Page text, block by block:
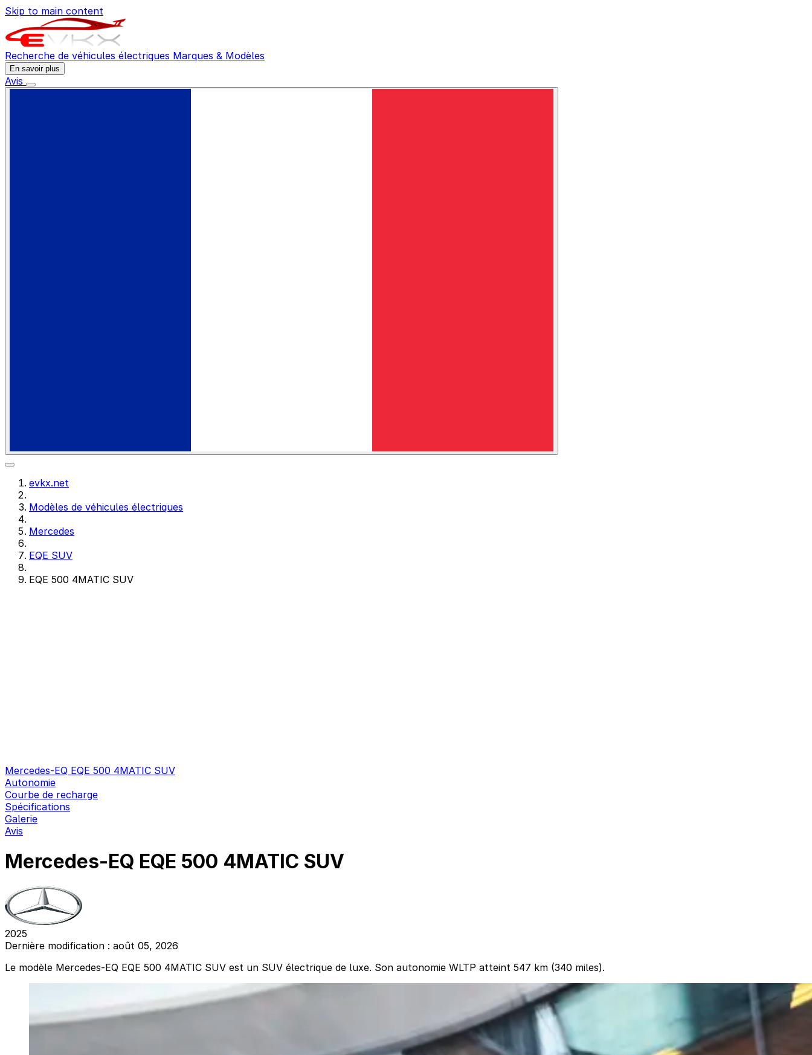
Skip to main content
Recherche de véhicules électriques Marques & Modèles
En savoir plus
Avis
evkx.net
Modèles de véhicules électriques
Mercedes
EQE SUV
EQE 500 4MATIC SUV
Mercedes-EQ EQE 500 4MATIC SUV
Autonomie
Courbe de recharge
Spécifications
Galerie
Avis
Mercedes-EQ EQE 500 4MATIC SUV
2025
Dernière modification : août 05, 2026
Le modèle Mercedes-EQ EQE 500 4MATIC SUV est un SUV électrique de luxe. Son autonomie WLTP atteint 547 km (340 miles).